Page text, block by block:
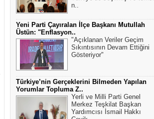
n..
Yeni Parti Çayıralan İlçe Başkanı Mutullah
Üstün: "Enflasyon..
"Açıklanan Veriler Geçim
Sıkıntısının Devam Ettiğini
Gösteriyor"
Türkiye’nin Gerçeklerini Bilmeden Yapılan
Yorumlar Topluma Z..
Yerli ve Milli Parti Genel
Merkez Teşkilat Başkan
Yardımcısı İsmail Hakkı